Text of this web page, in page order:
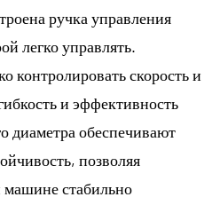
ручка управления
легко управлять.
контролировать скорость и
и эффективность
диаметра обеспечивают
позволяя
машине стабильно